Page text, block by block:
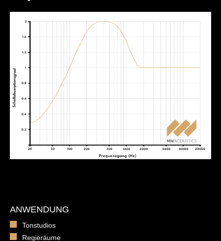
ANWENDUNG
Tonstudios
Regieräume